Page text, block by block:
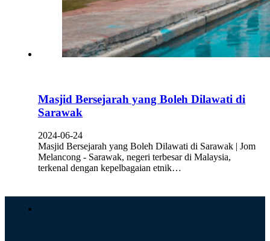
Masjid Bersejarah yang Boleh Dilawati di
Sarawak
2024-06-24
Masjid Bersejarah yang Boleh Dilawati di Sarawak | Jom
Melancong - Sarawak, negeri terbesar di Malaysia,
terkenal dengan kepelbagaian etnik…